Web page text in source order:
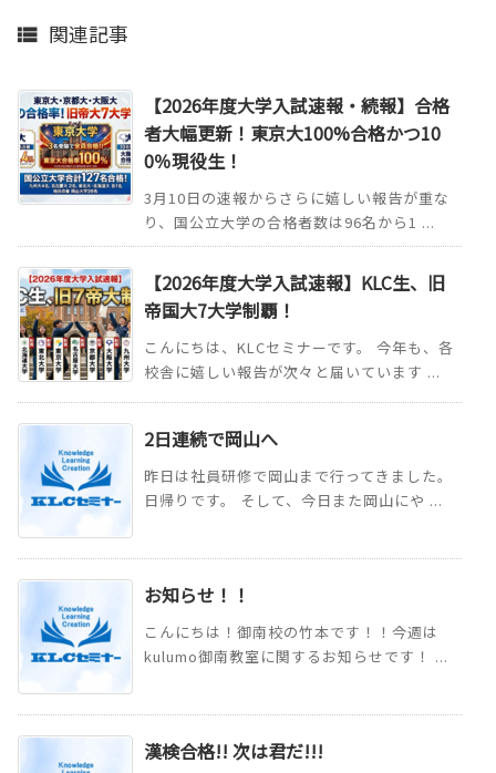
 関連記事
【2026年度大学入試速報・続報】合格
者大幅更新！東京大100%合格かつ10
0％現役生！
3月10日の速報からさらに嬉しい報告が重な
り、国公立大学の合格者数は96名から1 ...
【2026年度大学入試速報】KLC生、旧
帝国大7大学制覇！
こんにちは、KLCセミナーです。 今年も、各
校舎に嬉しい報告が次々と届いています ...
2日連続で岡山へ
昨日は社員研修で岡山まで行ってきました。
日帰りです。 そして、今日また岡山にや ...
お知らせ！！
こんにちは！御南校の竹本です！！今週は
kulumo御南教室に関するお知らせです！ ...
漢検合格!! 次は君だ!!!